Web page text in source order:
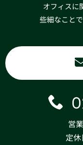
オフィスに
些細なこと
営
定